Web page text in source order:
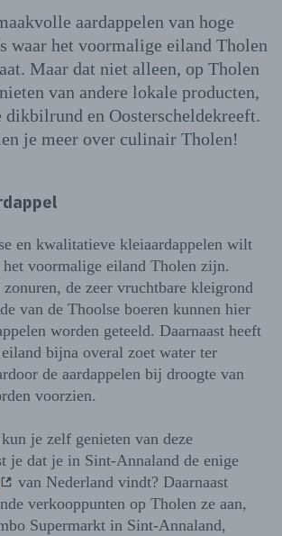
aardappelen van hoge
waar het voormalige eiland Tholen
Maar dat niet alleen, op Tholen
van andere lokale producten,
dikbilrund en Oosterscheldekreeft.
je meer over culinair Tholen!
en kwalitatieve kleiaardappelen wilt
voormalige eiland Tholen zijn.
zonuren, de zeer vruchtbare kleigrond
van de Thoolse boeren kunnen hier
worden geteeld. Daarnaast heeft
bijna overal zoet water ter
de aardappelen bij droogte van
voorzien.
je zelf genieten van deze
je dat je in Sint-Annaland de enige
van Nederland vindt? Daarnaast
verkooppunten op Tholen ze aan,
Supermarkt in Sint-Annaland,